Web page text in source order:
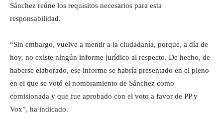
Sánchez reúne los requisitos necesarios para esta
responsabilidad.
“Sin embargo, vuelve a mentir a la ciudadanía, porque, a día de
hoy, no existe ningún informe jurídico al respecto. De hecho, de
haberse elaborado, ese informe se habría presentado en el pleno
en el que se votó el nombramiento de Sánchez como
comisionada y que fue aprobado con el voto a favor de PP y
Vox”, ha indicado.